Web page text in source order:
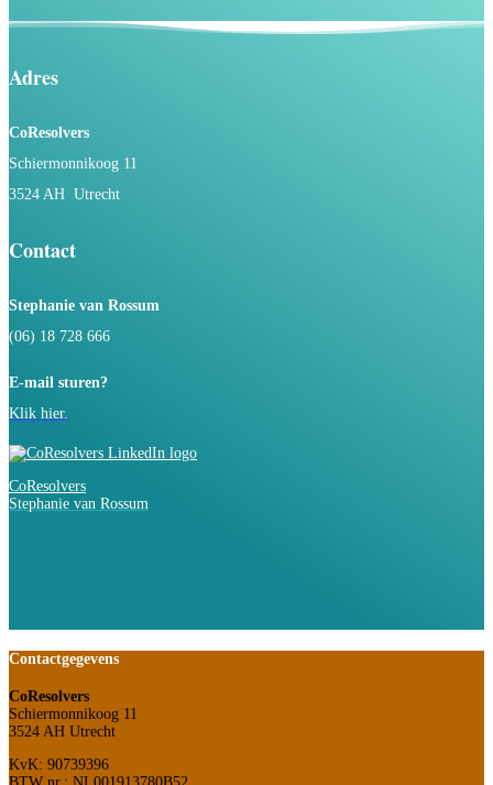
Adres
CoResolvers
Schiermonnikoog 11
3524 AH Utrecht
Contact
Stephanie van Rossum
(06) 18 728 666
E-mail sturen?
Klik hier.
CoResolvers
Stephanie van Rossum
Contactgegevens
CoResolvers
Schiermonnikoog 11
3524 AH Utrecht
KvK: 90739396